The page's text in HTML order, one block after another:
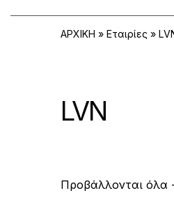
ΑΡΧΙΚΗ » Εταιρίες »
LVN
Προβάλλονται όλα